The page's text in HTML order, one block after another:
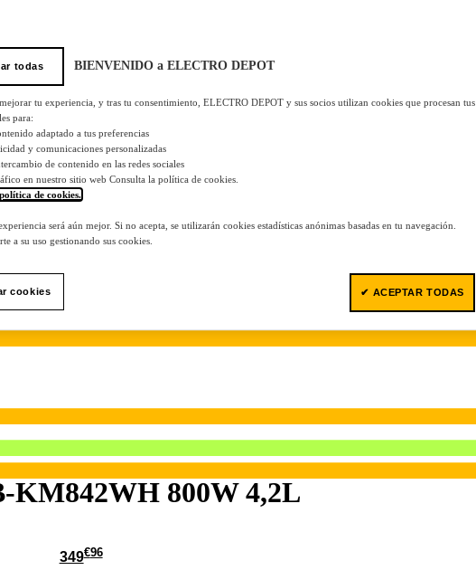
349€96
KM842WH 800W 4,2L
todas BIENVENIDO a ELECTRO DEPOT
tu experiencia, y tras tu consentimiento, ELECTRO DEPOT y sus socios utilizan cookies que procesan tus
para:
adaptado a tus preferencias
y comunicaciones personalizadas
de contenido en las redes sociales
en nuestro sitio web Consulta la política de cookies.
de cookies.
será aún mejor. Si no acepta, se utilizarán cookies estadísticas anónimas basadas en tu navegación.
a su uso gestionando sus cookies.
cookies ✔ ACEPTAR TODAS